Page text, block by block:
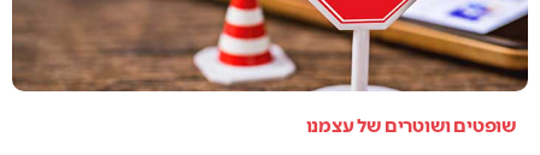
שופטים ושוטרים של עצמנו